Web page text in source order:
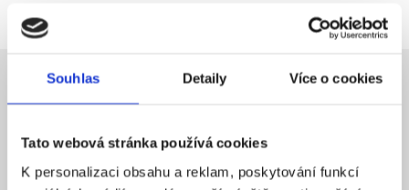
Souhlas Detaily Více o cookies
Tato webová stránka používá cookies
K personalizaci obsahu a reklam, poskytování funkcí
NÁZEV SPOLEČNOSTI
SÍDLO